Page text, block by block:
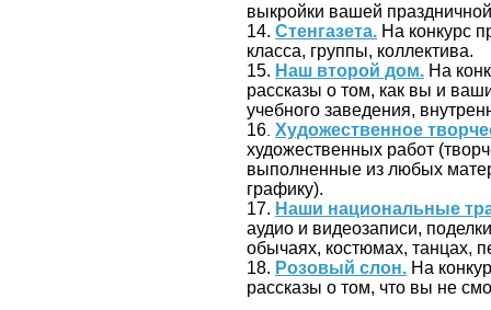
выкройки вашей
14. Стенгазета. На конкурс
класса, группы, коллектива.
15. Наш второй дом. На
рассказы о том, как вы и
учебного заведения,
16. Художественное
художественных работ
выполненные из любых
графику).
17. Наши национальные
аудио и видеозаписи,
обычаях, костюмах, танцах,
18. Розовый слон. На
рассказы о том, что вы не